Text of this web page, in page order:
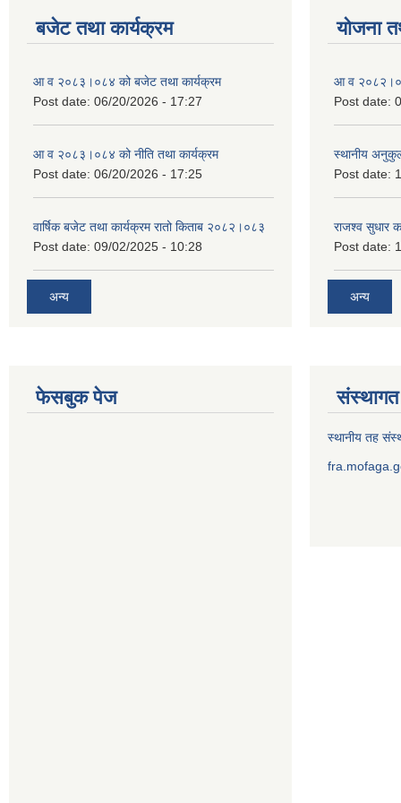
बजेट तथा कार्यक्रम
आ व २०८३।०८४ को बजेट तथा कार्यक्रम
Post date: 06/20/2026 - 17:27
आ व २०८३।०८४ को नीति तथा कार्यक्रम
Post date: 06/20/2026 - 17:25
वार्षिक बजेट तथा कार्यक्रम रातो किताब २०८२।०८३
Post date: 09/02/2025 - 10:28
अन्य
योजना
आ व
Post date:
स्थानीय
Post date:
राजश्व सुधार
Post date:
अन्य
फेसबुक पेज
स्थानीय तह